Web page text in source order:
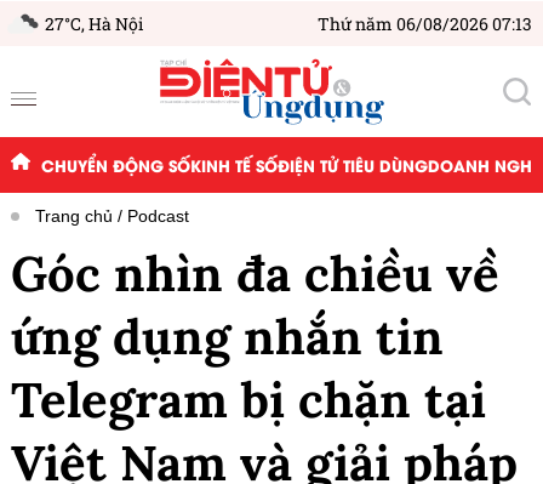
27°C,Hà Nội Thứ năm 06/08/2026 07:13
CHUYỂN ĐỘNG SỐKINH TẾ SỐĐIỆN TỬ TIÊU DÙNGDOANH
Trang chủ Podcast
Góc nhìn đa chiều về
ứng dụng nhắn tin
Telegram bị chặn tại
Việt Nam và giải pháp